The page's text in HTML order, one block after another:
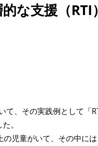
な支援（RTI
、その実践例として「
。
児童がいて、その中に